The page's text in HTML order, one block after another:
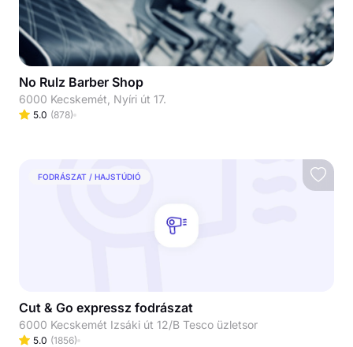
No Rulz Barber Shop
6000 Kecskemét, Nyíri út 17.
5.0 (878)
FODRÁSZAT / HAJSTÚDIÓ
Cut & Go expressz fodrászat
6000 Kecskemét Izsáki út 12/B Tesco üzletsor
5.0 (1856)